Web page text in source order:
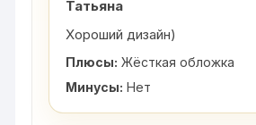
Татьяна
Хороший дизайн)
Плюсы: Жёсткая обложка
Минусы: Нет